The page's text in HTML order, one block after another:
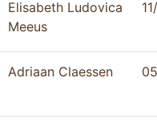
Elisabeth Ludovica
Meeus
Adriaan Claessen